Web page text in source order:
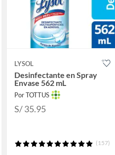
LYSOL
Desinfectante en Spray
Envase 562 mL
Por TOTTUS
S/ 35.95
(157)